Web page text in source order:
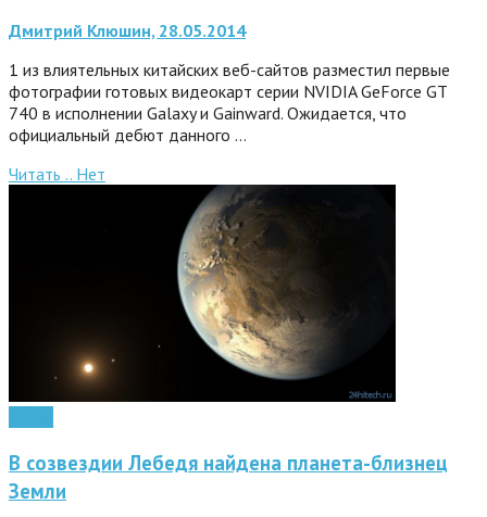
Дмитрий Клюшин, 28.05.2014
1 из влиятельных китайских веб-сайтов разместил первые
фотографии готовых видеокарт серии NVIDIA GeForce GT
740 в исполнении Galaxy и Gainward. Ожидается, что
официальный дебют данного …
Читать .. Нет
В созвездии Лебедя найдена планета-близнец
Земли